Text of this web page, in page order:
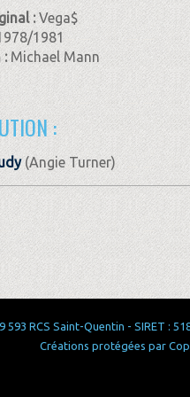
:Vega$
1981
:Michael Mann
:
(Angie Turner)
RCS Saint-Quentin - SIRET :
Créations protégées par